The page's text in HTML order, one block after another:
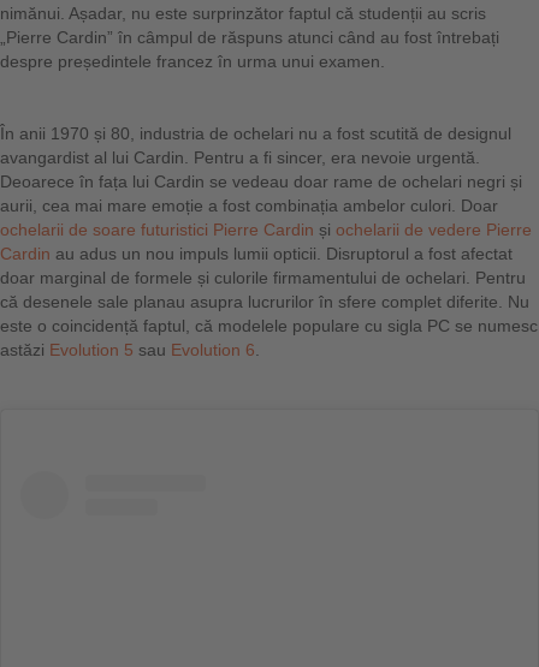
nimănui. Așadar, nu este surprinzător faptul că studenții au scris
„Pierre Cardin” în câmpul de răspuns atunci când au fost întrebați
despre președintele francez în urma unui examen.
În anii 1970 și 80, industria de ochelari nu a fost scutită de designul
avangardist al lui Cardin. Pentru a fi sincer, era nevoie urgentă.
Deoarece în fața lui Cardin se vedeau doar rame de ochelari negri și
aurii, cea mai mare emoție a fost combinația ambelor culori. Doar
ochelarii de soare futuristici Pierre Cardin și ochelarii de vedere Pierre
Cardin au adus un nou impuls lumii opticii. Disruptorul a fost afectat
doar marginal de formele și culorile firmamentului de ochelari. Pentru
că desenele sale planau asupra lucrurilor în sfere complet diferite. Nu
este o coincidență faptul, că modelele populare cu sigla PC se numesc
astăzi Evolution 5 sau Evolution 6